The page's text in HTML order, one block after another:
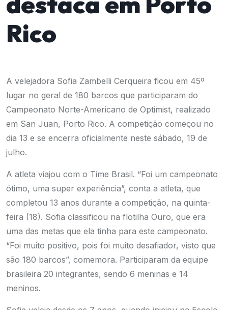
Rico
A velejadora Sofia Zambelli Cerqueira ficou em 45º
lugar no geral de 180 barcos que participaram do
Campeonato Norte-Americano de Optimist, realizado
em San Juan, Porto Rico. A competição começou no
dia 13 e se encerra oficialmente neste sábado, 19 de
julho.
A atleta viajou com o Time Brasil. “Foi um campeonato
ótimo, uma super experiência”, conta a atleta, que
completou 13 anos durante a competição, na quinta-
feira (18). Sofia classificou na flotilha Ouro, que era
uma das metas que ela tinha para este campeonato.
“Foi muito positivo, pois foi muito desafiador, visto que
são 180 barcos”, comemora. Participaram da equipe
brasileira 20 integrantes, sendo 6 meninas e 14
meninos.